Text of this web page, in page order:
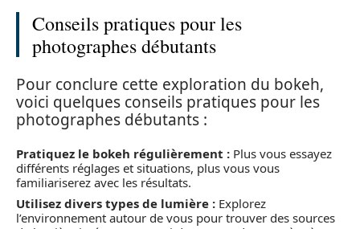
Conseils pratiques pour les
photographes débutants
Pour conclure cette exploration du bokeh,
voici quelques conseils pratiques pour les
photographes débutants :
Pratiquez le bokeh régulièrement : Plus vous essayez
différents réglages et situations, plus vous vous
familiariserez avec les résultats.
Utilisez divers types de lumière : Explorez
l’environnement autour de vous pour trouver des sources